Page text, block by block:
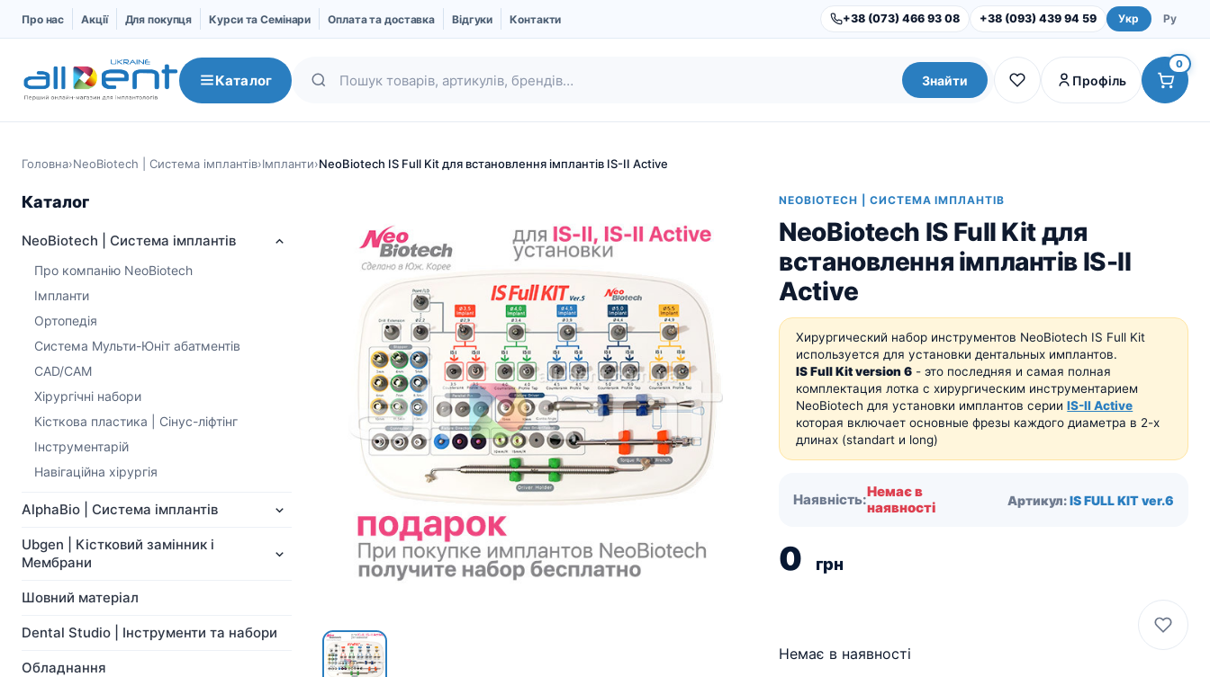
Про нас Акції Для покупця Курси та Семінари Оплата та доставка Відгуки Контакти +38 (073) 466 93 08 +38 (093) 439 94 59 Укр Ру
Каталог
NeoBiotech | Система
NeoBiotech
Імпланти
Ортопедія
Система Мульти-Юніт
абатментів
CAD/CAM
Система Мульти-Юніт
Показати всі
Ubgen | Кістковий
замінник і Мембрани
Про компанію UBGEN
Для пацієнтів
Кістковий матеріал RE-
BONE
Мембрани SHELTER
Шовний матеріал
Dental Studio |
Інструменти та набори
Обладнання
Знайти Профіль
0
Головна›NeoBiotech | Система імплантів›Імпланти›NeoBiotech IS Full Kit для встановлення імплантів IS-II Active
Каталог
NeoBiotech | Система імплантів
Про компанію NeoBiotech
Імпланти
Ортопедія
Система Мульти-Юніт абатментів
CAD/CAM
Хірургічні набори
Кісткова пластика | Cінус-ліфтінг
Інструментарій
Навігаційна хірургія
AlphaBio | Система імплантів
Ubgen | Кістковий замінник і
Мембрани
Шовний матеріал
Dental Studio | Інструменти та набори
Обладнання
NEOBIOTECH | СИСТЕМА ІМПЛАНТІВ
NeoBiotech IS Full Kit для
встановлення імплантів IS-II
Active
Хирургический набор инструментов NeoBiotech IS Full Kit
используется для установки дентальных имплантов.
IS Full Kit version 6 - это последняя и самая полная
комплектация лотка с хирургическим инструментарием
NeoBiotech для установки имплантов серииIS-II Active
которая включает основные фрезы каждого диаметра в 2-х
длинах (standart и long)
Наявність:Немає в
наявності
Артикул:IS FULL KIT ver.6
0 грн
Немає в наявності